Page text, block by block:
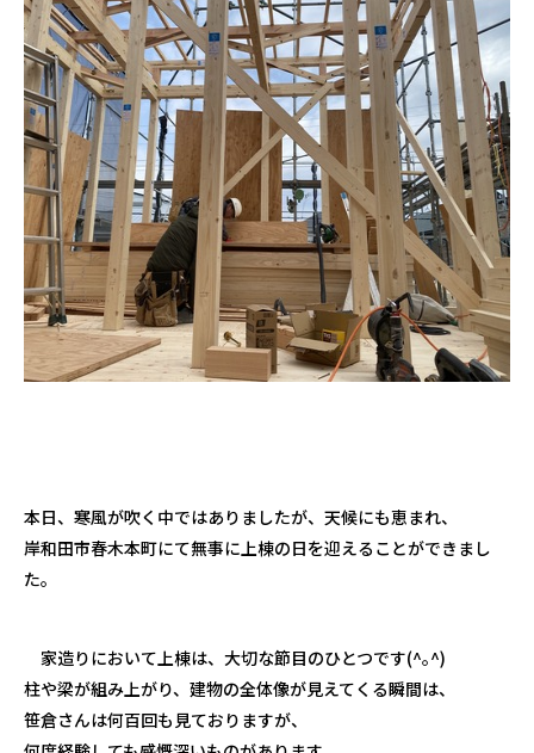
本日、寒風が吹く中ではありましたが、天候にも恵まれ、
岸和田市春木本町にて無事に上棟の日を迎えることができまし
た。
家造りにおいて上棟は、大切な節目のひとつです(^｡^)
柱や梁が組み上がり、建物の全体像が見えてくる瞬間は、
笹倉さんは何百回も見ておりますが、